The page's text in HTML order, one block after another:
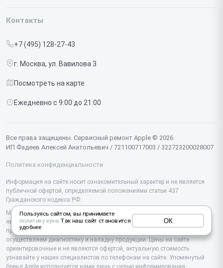
Срочный ремонт
Доставка и способы оплаты
Диагностика
Контакты
Iphone
Studio Display
Контакты
+7 (495) 128-27-43
г. Москва, ул. Вавилова 3
Посмотреть на карте
Ежедневно с 9:00 до 21:00
Все права защищены. Сервисный ремонт Apple © 2026
ИП Фадеев Алексей Анатольевич / 721100717003 / 322723200028007
Политика конфиденциальности
Информация на сайте носит ознакомительный характер и не является
публичной офертой, определяемой положениями статьи 437
Гражданского кодекса РФ.
Мы специализируемся на обслуживании и ремонте техники Apple, но не
являемся их официальным представителем. Предоставляем
профессиональные услуги после истечения гарантии, а также
осуществляем диагностику и наладку продукции. Цены на сайте
ориентировочные и не являются офертой, актуальную стоимость
узнавайте у наших специалистов по телефонам на сайте. Упомянутый
бренд Apple используется нами лишь с целью информирования.
Пользуясь сайтом, вы принимаете
политику куки. Так наш сайт становится
удобнее
ОК